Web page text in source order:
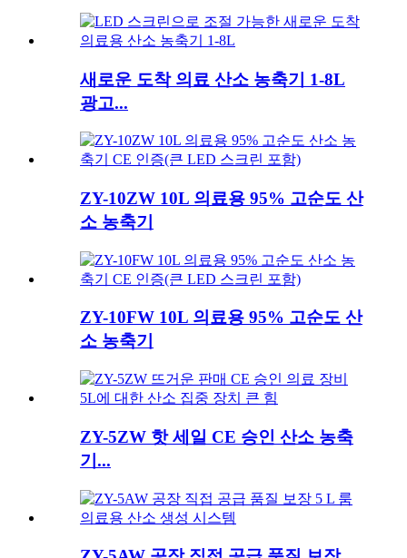
새로운 도착 의료 산소 농축기 1-8L
광고...
ZY-10ZW 10L 의료용 95% 고순도 산
소 농축기
ZY-10FW 10L 의료용 95% 고순도 산
소 농축기
ZY-5ZW 핫 세일 CE 승인 산소 농축
기...